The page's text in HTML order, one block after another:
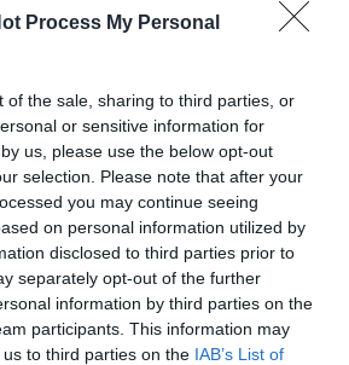
Process My Personal
of the sale, sharing to third parties, or
or sensitive information for
us, please use the below opt-out
selection. Please note that after your
you may continue seeing
on personal information utilized by
disclosed to third parties prior to
separately opt-out of the further
information by third parties on the
participants. This information may
to third parties on the IAB’s List of
Inicia sesión
Imprimir